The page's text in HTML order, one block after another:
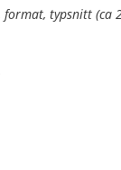
typsnitt (ca
(eller annat